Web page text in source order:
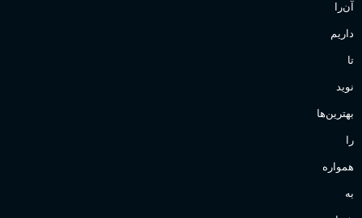
آن‌را
داریم
تا
نوید
بهترین‌ها
را
همواره
به